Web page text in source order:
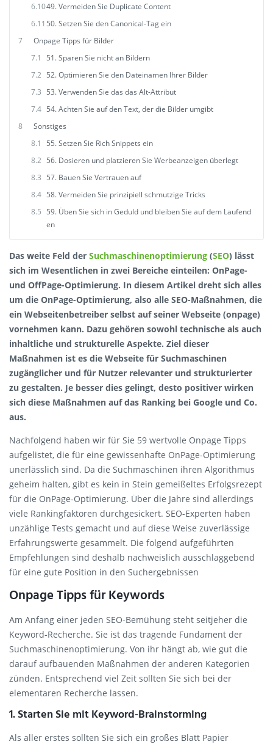
6.1049. Vermeiden Sie Duplicate Content
6.11 50. Setzen Sie den Canonical-Tag ein
7
Onpage Tipps für Bilder
7.1
51. Sparen Sie nicht an Bildern
7.2 52. Optimieren Sie den Dateinamen Ihrer Bilder
7.3 53. Verwenden Sie das das Alt-Attribut
7.4 54. Achten Sie auf den Text, der die Bilder umgibt
8
Sonstiges
8.1
55. Setzen Sie Rich Snippets ein
8.2 56. Dosieren und platzieren Sie Werbeanzeigen überlegt
8.3 57. Bauen Sie Vertrauen auf
8.4 58. Vermeiden Sie prinzipiell schmutzige Tricks
8.5 59. Üben Sie sich in Geduld und bleiben Sie auf dem Laufend
en
Das weite Feld der Suchmaschinenoptimierung (SEO) lässt
sich im Wesentlichen in zwei Bereiche einteilen: OnPage-
und OffPage-Optimierung. In diesem Artikel dreht sich alles
um die OnPage-Optimierung, also alle SEO-Maßnahmen, die
ein Webseitenbetreiber selbst auf seiner Webseite (onpage)
vornehmen kann. Dazu gehören sowohl technische als auch
inhaltliche und strukturelle Aspekte. Ziel dieser
Maßnahmen ist es die Webseite für Suchmaschinen
zugänglicher und für Nutzer relevanter und strukturierter
zu gestalten. Je besser dies gelingt, desto positiver wirken
sich diese Maßnahmen auf das Ranking bei Google und Co.
aus.
Nachfolgend haben wir für Sie 59 wertvolle Onpage Tipps
aufgelistet, die für eine gewissenhafte OnPage-Optimierung
unerlässlich sind. Da die Suchmaschinen ihren Algorithmus
geheim halten, gibt es kein in Stein gemeißeltes Erfolgsrezept
für die OnPage-Optimierung. Über die Jahre sind allerdings
viele Rankingfaktoren durchgesickert. SEO-Experten haben
unzählige Tests gemacht und auf diese Weise zuverlässige
Erfahrungswerte gesammelt. Die folgend aufgeführten
Empfehlungen sind deshalb nachweislich ausschlaggebend
für eine gute Position in den Suchergebnissen
Onpage Tipps für Keywords
Am Anfang einer jeden SEO-Bemühung steht seitjeher die
Keyword-Recherche. Sie ist das tragende Fundament der
Suchmaschinenoptimierung. Von ihr hängt ab, wie gut die
darauf aufbauenden Maßnahmen der anderen Kategorien
zünden. Entsprechend viel Zeit sollten Sie sich bei der
elementaren Recherche lassen.
1. Starten Sie mit Keyword-Brainstorming
Als aller erstes sollten Sie sich ein großes Blatt Papier